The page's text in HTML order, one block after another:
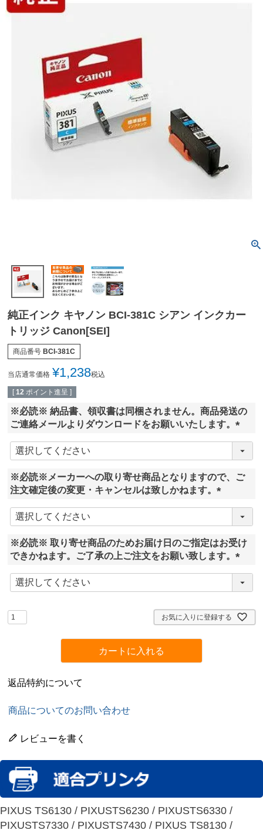
純正インク キヤノン BCI-381C シアン インクカー
トリッジ Canon[SEI]
商品番号 BCI-381C
当店通常価格 ¥1,238税込
[ 12 ポイント進呈 ]
※必読※ 納品書、領収書は同梱されません。商品発送の
ご連絡メールよりダウンロードをお願いいたします。
(
必
)
※必読※メーカーへの取り寄せ商品となりますので、ご
注文確定後の変更・キャンセルは致しかねます。
(
)
※必読※ 取り寄せ商品のためお届け日のご指定はお受け
できかねます。ご了承の上ご注文をお願い致します。
(
必
)
お気に入りに登録する
カートに入れる
返品特約について
商品についてのお問い合わせ
レビューを書く
PIXUS TS6130 / PIXUSTS6230 / PIXUSTS6330 /
PIXUSTS7330 / PIXUSTS7430 / PIXUS TS8130 /